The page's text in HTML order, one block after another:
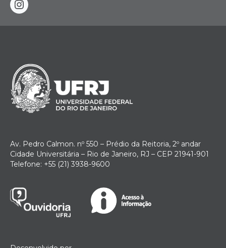
instagram
Av. Pedro Calmon. nº 550 – Prédio da Reitoria, 2º andar
Cidade Universitária – Rio de Janeiro, RJ – CEP 21941-901
Telefone: +55 (21) 3938-9600